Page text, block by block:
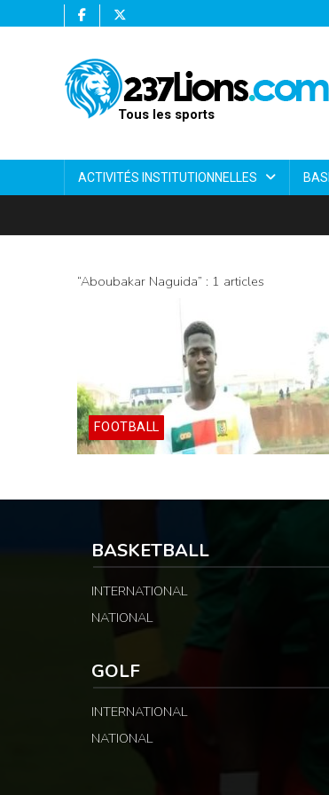
Tous les sports
ACTIVITÉS INSTITUTIONNELLES
“Aboubakar Naguida” : 1 articles
FOOTBALL
BASKETBALL
INTERNATIONAL
NATIONAL
GOLF
INTERNATIONAL
NATIONAL